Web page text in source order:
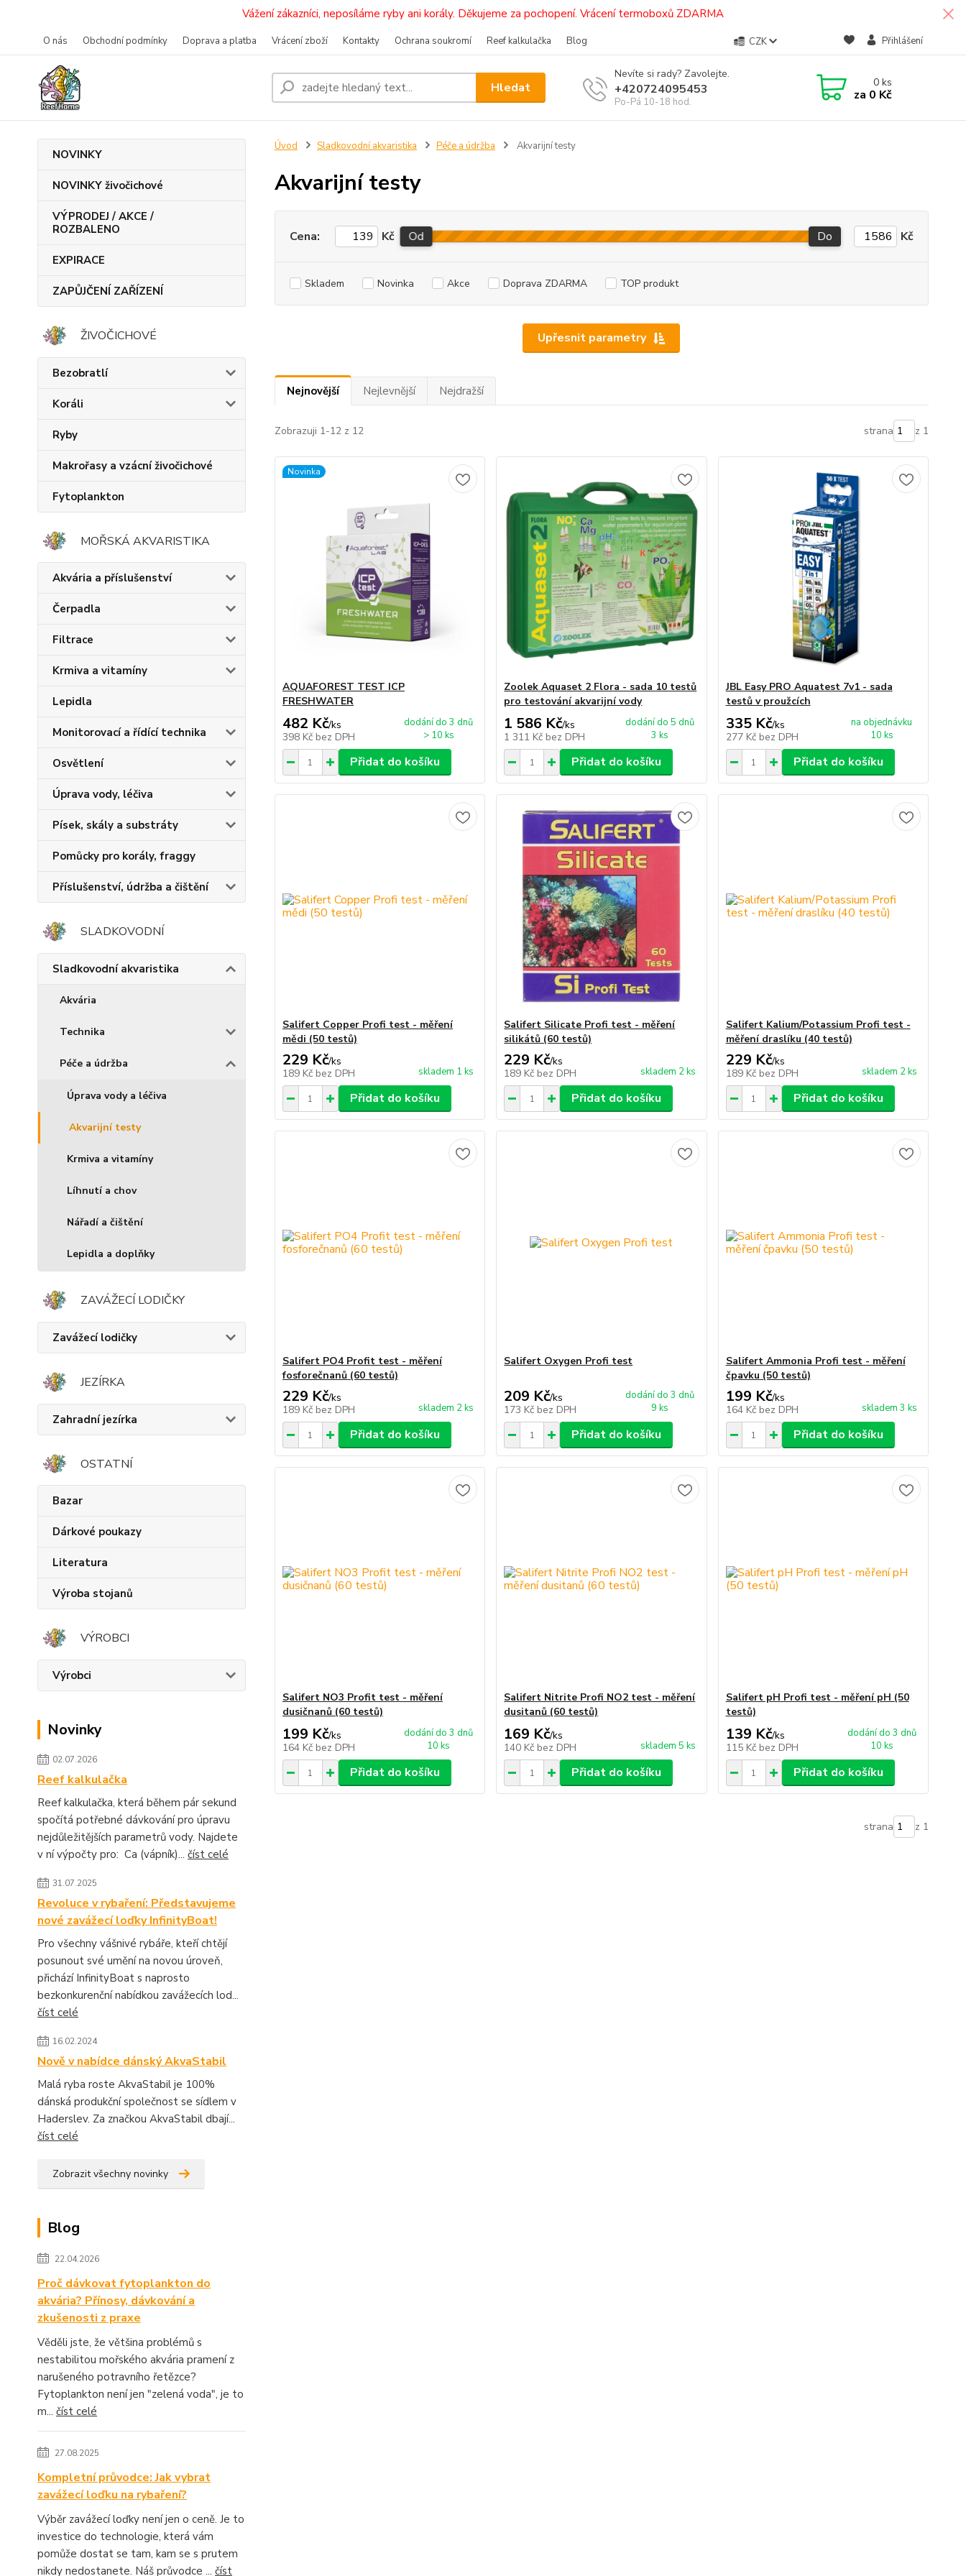
Vážení zákazníci, neposíláme ryby ani korály. Děkujeme za pochopení. Vrácení termoboxů ZDARMA
O nás Obchodní podmínky Doprava a platba Vrácení zboží Kontakty Ochrana soukromí Reef kalkulačka Blog CZK Přihlášení
Hledat
Nevíte si rady? Zavolejte.
+420724095453
Po-Pá 10-18 hod.
0ks
za 0 Kč
NOVINKY
NOVINKY živočichové
VÝPRODEJ / AKCE /
ROZBALENO
EXPIRACE
ZAPŮJČENÍ ZAŘÍZENÍ
ŽIVOČICHOVÉ
Bezobratlí
Koráli
Ryby
Makrořasy a vzácní živočichové
Fytoplankton
MOŘSKÁ AKVARISTIKA
Akvária a příslušenství
Čerpadla
Filtrace
Krmiva a vitamíny
Lepidla
Monitorovací a řídící technika
Osvětlení
Úprava vody, léčiva
Písek, skály a substráty
Pomůcky pro korály, fraggy
Příslušenství, údržba a čištění
SLADKOVODNÍ
Sladkovodní akvaristika
Akvária
Technika
Péče a údržba
Úprava vody a léčiva
Akvarijní testy
Krmiva a vitamíny
Líhnutí a chov
Nářadí a čištění
Lepidla a doplňky
ZAVÁŽECÍ LODIČKY
Zavážecí lodičky
JEZÍRKA
Zahradní jezírka
OSTATNÍ
Bazar
Dárkové poukazy
Literatura
Výroba stojanů
VÝROBCI
Výrobci
Novinky
02.07.2026
Reef kalkulačka
Reef kalkulačka, která během pár sekund
spočítá potřebné dávkování pro úpravu
nejdůležitějších parametrů vody. Najdete
v ní výpočty pro: Ca (vápník)... číst celé
31.07.2025
Revoluce v rybaření: Představujeme
nové zavážecí loďky InfinityBoat!
Pro všechny vášnivé rybáře, kteří chtějí
posunout své umění na novou úroveň,
přichází InfinityBoat s naprosto
bezkonkurenční nabídkou zavážecích lod...
číst celé
16.02.2024
Nově v nabídce dánský AkvaStabil
Malá ryba roste AkvaStabil je 100%
dánská produkční společnost se sídlem v
Haderslev. Za značkou AkvaStabil dbají...
číst celé
Zobrazit všechny novinky
Blog
22.04.2026
Proč dávkovat fytoplankton do
akvária? Přínosy, dávkování a
zkušenosti z praxe
Věděli jste, že většina problémů s
nestabilitou mořského akvária pramení z
narušeného potravního řetězce?
Fytoplankton není jen "zelená voda", je to
m... číst celé
27.08.2025
Kompletní průvodce: Jak vybrat
zavážecí loďku na rybaření?
Výběr zavážecí loďky není jen o ceně. Je to
investice do technologie, která vám
pomůže dostat se tam, kam se s prutem
nikdy nedostanete. Náš průvodce ... číst
Úvod Sladkovodní akvaristika Péče a údržba Akvarijní testy
Akvarijní testy
Upřesnit parametry
Cena: Kč Od Do Kč
Skladem Novinka Akce Doprava ZDARMA TOP produkt
Nejnovější Nejlevnější Nejdražší
Zobrazuji 1-12 z 12 strana z 1
Novinka
AQUAFOREST TEST ICP
FRESHWATER
482 Kč/ks
398 Kč bez DPH
dodání do 3 dnů
> 10 ks
Přidat do košíku
Zoolek Aquaset 2 Flora - sada 10 testů
pro testování akvarijní vody
1 586 Kč/ks
1 311 Kč bez DPH
dodání do 5 dnů
3 ks
Přidat do košíku
JBL Easy PRO Aquatest 7v1 - sada
testů v proužcích
335 Kč/ks
277 Kč bez DPH
na objednávku
10 ks
Přidat do košíku
Salifert Copper Profi test - měření
mědi (50 testů)
229 Kč/ks
189 Kč bez DPH skladem 1 ks
Přidat do košíku
Salifert Silicate Profi test - měření
silikátů (60 testů)
229 Kč/ks
189 Kč bez DPH skladem 2 ks
Přidat do košíku
Salifert Kalium/Potassium Profi test -
měření draslíku (40 testů)
229 Kč/ks
189 Kč bez DPH skladem 2 ks
Přidat do košíku
Salifert PO4 Profit test - měření
fosforečnanů (60 testů)
229 Kč/ks
189 Kč bez DPH skladem 2 ks
Přidat do košíku
Salifert Oxygen Profi test
209 Kč/ks
173 Kč bez DPH
dodání do 3 dnů
9 ks
Přidat do košíku
Salifert Ammonia Profi test - měření
čpavku (50 testů)
199 Kč/ks
164 Kč bez DPH skladem 3 ks
Přidat do košíku
Salifert NO3 Profit test - měření
dusičnanů (60 testů)
199 Kč/ks
164 Kč bez DPH
dodání do 3 dnů
10 ks
Přidat do košíku
Salifert Nitrite Profi NO2 test - měření
dusitanů (60 testů)
169 Kč/ks
140 Kč bez DPH skladem 5 ks
Přidat do košíku
Salifert pH Profi test - měření pH (50
testů)
139 Kč/ks
115 Kč bez DPH
dodání do 3 dnů
10 ks
Přidat do košíku
strana z 1